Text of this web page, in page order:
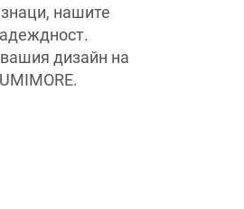
нашите
дизайн на